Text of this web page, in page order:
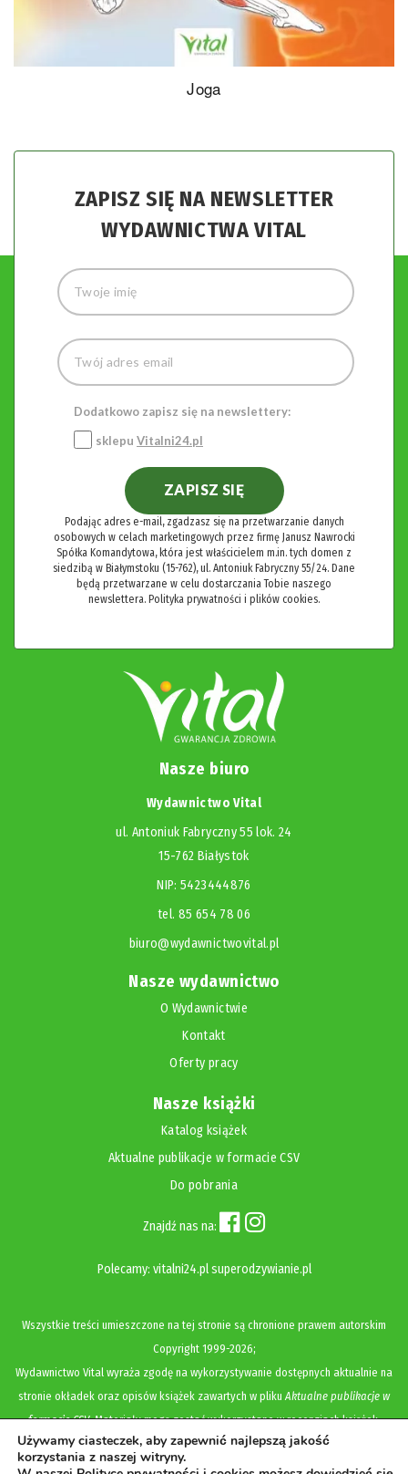
Joga
ZAPISZ SIĘ NA NEWSLETTER
WYDAWNICTWA VITAL
Dodatkowo zapisz się na newslettery:
sklepu Vitalni24.pl
ZAPISZ SIĘ
Podając adres e-mail, zgadzasz się na przetwarzanie danych
osobowych w celach marketingowych przez firmę Janusz Nawrocki
Spółka Komandytowa, która jest właścicielem m.in. tych domen z
siedzibą w Białymstoku (15-762), ul. Antoniuk Fabryczny 55/24. Dane
będą przetwarzane w celu dostarczania Tobie naszego
newslettera. Polityka prywatności i plików cookies.
Nasze biuro
Wydawnictwo Vital
ul. Antoniuk Fabryczny 55 lok. 24
15-762 Białystok
NIP: 5423444876
tel. 85 654 78 06
biuro@wydawnictwovital.pl
Nasze wydawnictwo
O Wydawnictwie
Kontakt
Oferty pracy
Nasze książki
Katalog książek
Aktualne publikacje w formacie CSV
Do pobrania
Znajdź nas na:
Polecamy: vitalni24.pl superodzywianie.pl
Wszystkie treści umieszczone na tej stronie są chronione prawem autorskim
Copyright1999-2026;
Wydawnictwo Vital wyraża zgodę na wykorzystywanie dostępnych aktualnie na
stronie okładek oraz opisów książek zawartych w plikuAktualne publikacje w
formacie CSV. Materiały mogą zostać wykorzystane w recenzjach książek,
katalogach internetowych, bibliotecznych (OPAC) oraz materiałach promujących
legalną dystrybucję książek. Usunięcie materiału z ww. strony internetowej,
Używamy ciasteczek, aby zapewnić najlepszą jakość
korzystania z naszej witryny.